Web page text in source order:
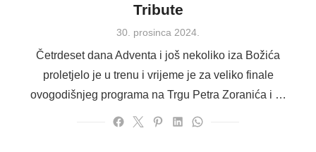
Tribute
Posted
30. prosinca 2024.
Četrdeset dana Adventa i još nekoliko iza Božića
proletjelo je u trenu i vrijeme je za veliko finale
ovogodišnjeg programa na Trgu Petra Zoranića i …